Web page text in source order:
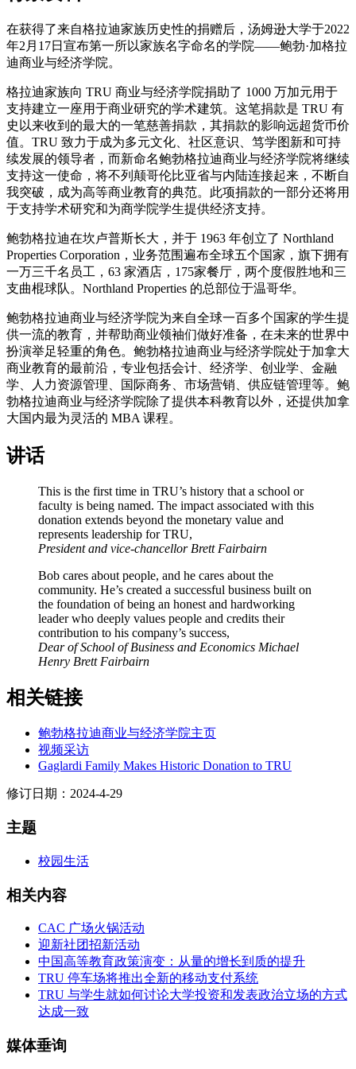
在获得了来自格拉迪家族历史性的捐赠后，汤姆逊大学于2022
年2月17日宣布第一所以家族名字命名的学院——鲍勃·加格拉
迪商业与经济学院。
格拉迪家族向 TRU 商业与经济学院捐助了 1000 万加元用于
支持建立一座用于商业研究的学术建筑。这笔捐款是 TRU 有
史以来收到的最大的一笔慈善捐款，其捐款的影响远超货币价
值。TRU 致力于成为多元文化、社区意识、笃学图新和可持
续发展的领导者，而新命名鲍勃格拉迪商业与经济学院将继续
支持这一使命，将不列颠哥伦比亚省与内陆连接起来，不断自
我突破，成为高等商业教育的典范。此项捐款的一部分还将用
于支持学术研究和为商学院学生提供经济支持。
鲍勃格拉迪在坎卢普斯长大，并于 1963 年创立了 Northland
Properties Corporation，业务范围遍布全球五个国家，旗下拥有
一万三千名员工，63 家酒店，175家餐厅，两个度假胜地和三
支曲棍球队。Northland Properties 的总部位于温哥华。
鲍勃格拉迪商业与经济学院为来自全球一百多个国家的学生提
供一流的教育，并帮助商业领袖们做好准备，在未来的世界中
扮演举足轻重的角色。鲍勃格拉迪商业与经济学院处于加拿大
商业教育的最前沿，专业包括会计、经济学、创业学、金融
学、人力资源管理、国际商务、市场营销、供应链管理等。鲍
勃格拉迪商业与经济学院除了提供本科教育以外，还提供加拿
大国内最为灵活的 MBA 课程。
讲话
This is the first time in TRU’s history that a school or
faculty is being named. The impact associated with this
donation extends beyond the monetary value and
represents leadership for TRU,
President and vice-chancellor Brett Fairbairn
Bob cares about people, and he cares about the
community. He’s created a successful business built on
the foundation of being an honest and hardworking
leader who deeply values people and credits their
contribution to his company’s success,
Dear of School of Business and Economics Michael
Henry Brett Fairbairn
相关链接
鲍勃格拉迪商业与经济学院主页
视频采访
Gaglardi Family Makes Historic Donation to TRU
修订日期：2024-4-29
主题
校园生活
相关内容
CAC 广场火锅活动
迎新社团招新活动
中国高等教育政策演变：从量的增长到质的提升
TRU 停车场将推出全新的移动支付系统
TRU 与学生就如何讨论大学投资和发表政治立场的方式
达成一致
媒体垂询